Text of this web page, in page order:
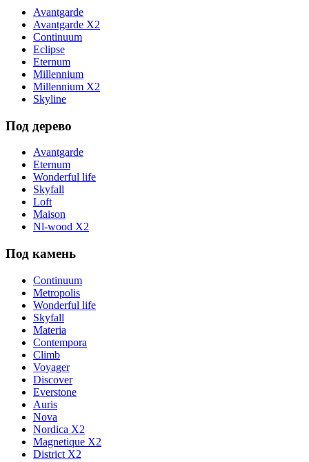
Avantgarde
Avantgarde X2
Continuum
Eclipse
Eternum
Millennium
Millennium X2
Skyline
Под дерево
Avantgarde
Eternum
Wonderful life
Skyfall
Loft
Maison
Nl-wood X2
Под камень
Continuum
Metropolis
Wonderful life
Skyfall
Materia
Contempora
Climb
Voyager
Discover
Everstone
Auris
Nova
Nordica X2
Magnetique X2
District X2